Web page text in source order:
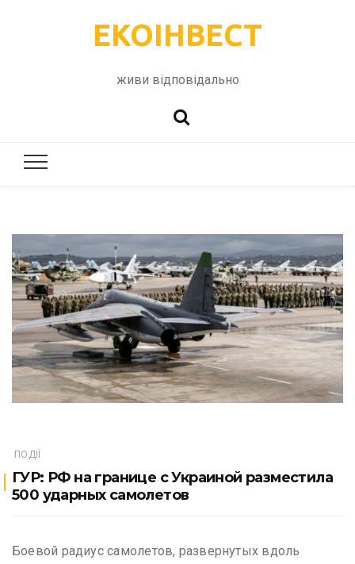
ЕКОІНВЕСТ
живи відповідально
ПОДІЇ
ГУР: РФ на границе с Украиной разместила
500 ударных самолетов
Боевой радиус самолетов, развернутых вдоль